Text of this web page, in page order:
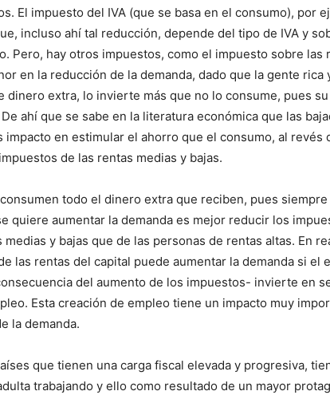
El impuesto del IVA (que se basa en el consumo), por
incluso ahí tal reducción, depende del tipo de IVA y
Pero, hay otros impuestos, como el impuesto sobre las
en la reducción de la demanda, dado que la gente rica
dinero extra, lo invierte más que no lo consume, pues
ahí que se sabe en la literatura económica que las
en estimular el ahorro que el consumo, al revés
de las rentas medias y bajas.
todo el dinero extra que reciben, pues siempre
quiere aumentar la demanda es mejor reducir los
y bajas que de las personas de rentas altas. En
las rentas del capital puede aumentar la demanda si el
del aumento de los impuestos- invierte en
Esta creación de empleo tiene un impacto muy
la demanda.
que tienen una carga fiscal elevada y progresiva,
trabajando y ello como resultado de un mayor